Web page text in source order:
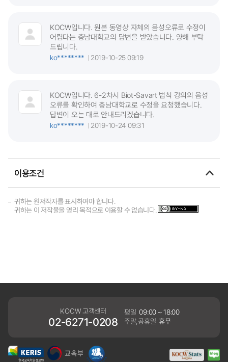
KOCW입니다. 원본 동영상 자체의 음성오류로 수정이
어렵다는 충남대학교의 답변을 받았습니다. 양해 부탁
드립니다.
ko********
2019-10-25 09:19
KOCW입니다. 6-2차시 Biot-Savart 법칙 강의의 음성
오류를 확인하여 충남대학교로 수정을 요청했습니다.
답변이 오는 대로 안내드리겠습니다.
ko********
2019-10-24 09:31
이용조건
귀하는 원저작자를 표시하여야 합니다.
귀하는 이 저작물을 영리 목적으로 이용할 수 없습니다.
KOCW 고객센터
02-6271-0208
평일 09:00 ~ 18:00
주말,공휴일 휴무